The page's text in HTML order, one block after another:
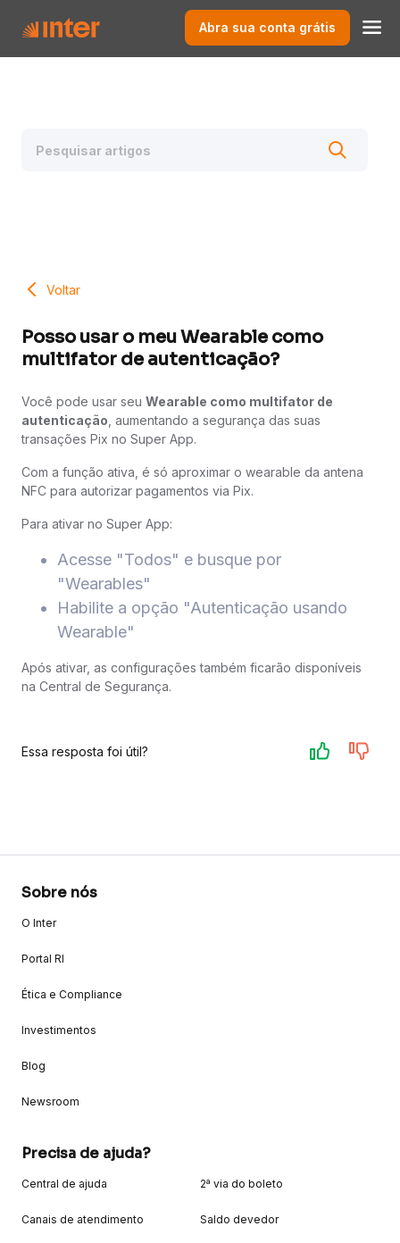
Abra sua conta grátis
Voltar
Posso usar o meu Wearable como
multifator de autenticação?
Você pode usar seu Wearable como multifator de
autenticação , aumentando a segurança das suas
transações Pix no Super App.
Com a função ativa, é só aproximar o wearable da antena
NFC para autorizar pagamentos via Pix.
Para ativar no Super App:
Acesse "Todos" e busque por
"Wearables"
Habilite a opção "Autenticação usando
Wearable"
Após ativar, as configurações também ficarão disponíveis
na Central de Segurança.
Essa resposta foi útil?
Sobre nós
O Inter
Portal RI
Ética e Compliance
Investimentos
Blog
Newsroom
Precisa de ajuda?
Central de ajuda
Canais de atendimento
2ª via do boleto
Saldo devedor